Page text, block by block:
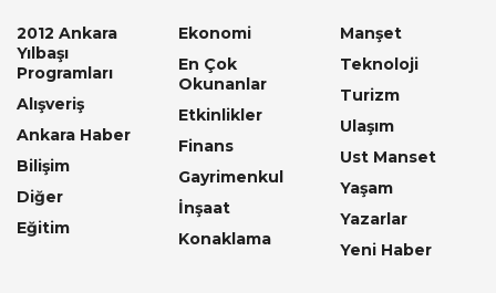
2012 Ankara
Yılbaşı
Programları
Alışveriş
Ankara Haber
Bilişim
Diğer
Eğitim
Ekonomi
En Çok
Okunanlar
Etkinlikler
Finans
Gayrimenkul
İnşaat
Konaklama
Manşet
Teknoloji
Turizm
Ulaşım
Ust Manset
Yaşam
Yazarlar
Yeni Haber